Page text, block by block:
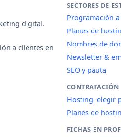
digital.
a clientes en
SECTORES DE
Programación
Planes de
Nombres de
Newsletter &
SEO y pauta
CONTRATACIÓN
Hosting: elegir
Planes de
FICHAS EN